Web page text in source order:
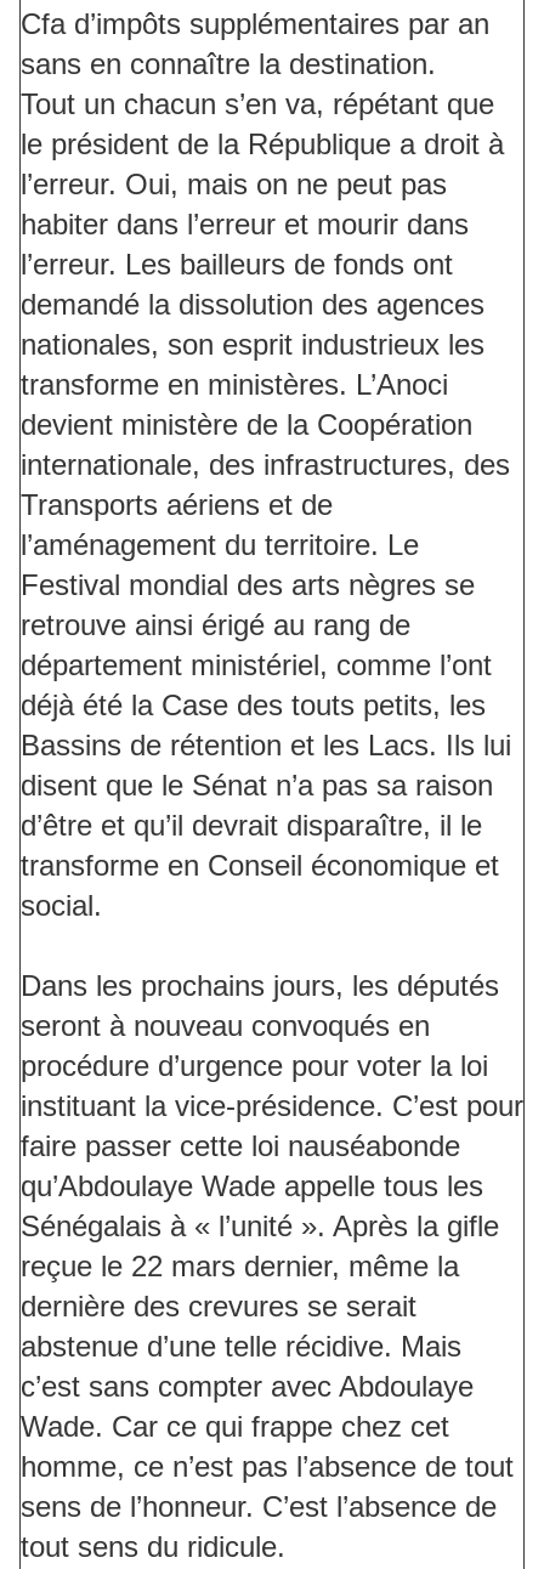
Cfa d’impôts supplémentaires par an
sans en connaître la destination.
Tout un chacun s’en va, répétant que
le président de la République a droit à
l’erreur. Oui, mais on ne peut pas
habiter dans l’erreur et mourir dans
l’erreur. Les bailleurs de fonds ont
demandé la dissolution des agences
nationales, son esprit industrieux les
transforme en ministères. L’Anoci
devient ministère de la Coopération
internationale, des infrastructures, des
Transports aériens et de
l’aménagement du territoire. Le
Festival mondial des arts nègres se
retrouve ainsi érigé au rang de
département ministériel, comme l’ont
déjà été la Case des touts petits, les
Bassins de rétention et les Lacs. Ils lui
disent que le Sénat n’a pas sa raison
d’être et qu’il devrait disparaître, il le
transforme en Conseil économique et
social.
Dans les prochains jours, les députés
seront à nouveau convoqués en
procédure d’urgence pour voter la loi
instituant la vice-présidence. C’est pour
faire passer cette loi nauséabonde
qu’Abdoulaye Wade appelle tous les
Sénégalais à « l’unité ». Après la gifle
reçue le 22 mars dernier, même la
dernière des crevures se serait
abstenue d’une telle récidive. Mais
c’est sans compter avec Abdoulaye
Wade. Car ce qui frappe chez cet
homme, ce n’est pas l’absence de tout
sens de l’honneur. C’est l’absence de
tout sens du ridicule.